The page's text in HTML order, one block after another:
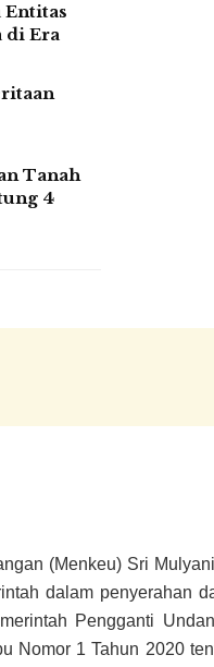
di Era
Tanah
4
(Menkeu) Sri
dalam penyerahan
Pengganti
Nomor 1 Tahun 2020